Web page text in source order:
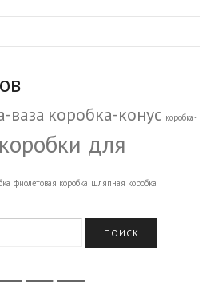
ваза коробка-конус коробка-
коробки для
фиолетовая коробка шляпная коробка